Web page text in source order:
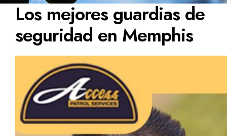
Los mejores guardias de
seguridad en Memphis